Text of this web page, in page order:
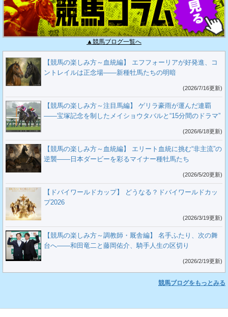
▲競馬ブログ一覧へ
【競馬の楽しみ方～血統編】 エフフォーリアが好発進、コ
ントレイルは正念場――新種牡馬たちの明暗
(2026/7/16更新)
【競馬の楽しみ方～注目馬編】 ゲリラ豪雨が運んだ連覇
――宝塚記念を制したメイショウタバルと“15分間のドラマ”
(2026/6/18更新)
【競馬の楽しみ方～血統編】 エリート血統に挑む“非主流”の
逆襲――日本ダービーを彩るマイナー種牡馬たち
(2026/5/20更新)
【ドバイワールドカップ】 どうなる？ドバイワールドカッ
プ2026
(2026/3/19更新)
【競馬の楽しみ方～調教師・厩舎編】 名手ふたり、次の舞
台へ――和田竜二と藤岡佑介、騎手人生の区切り
(2026/2/19更新)
競馬ブログをもっとみる